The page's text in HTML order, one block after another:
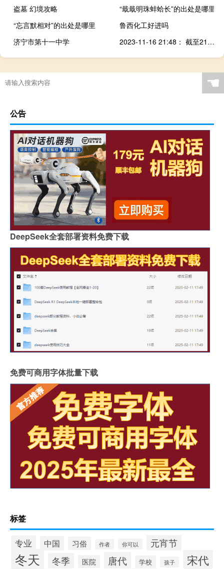
盗墓 幻境攻略
“戢戢明珠蚌蛤长”的出处是哪里
“忘言默相对”的出处是哪里
鲁西化工好进吗
济宁市第十一中学
2023-11-16 21:48： 截至21时46分，G76厦蓉高速隘瑞段K286+700公里处（隘岭隧道入口、往厦门方向）一辆货车发生故障占用行车道，现场单道缓慢通行，已通知相关部门赶往现场处理，请过往车辆减速慢行，注意安全。@江西高速@江西交通@江西交通广播​​​
☚
公告
DeepSeek全套部署资料免费下载
免费可商用字体批量下载
标签
专业 中国 习俗 作者 你可以 元宵节
冬天 冬季 医院 唐代 学校 孩子 宋代